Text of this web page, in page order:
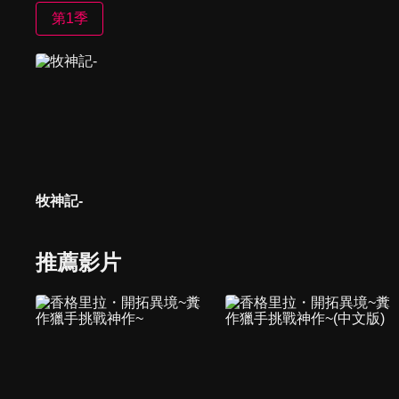
第1季
牧神記-
推薦影片